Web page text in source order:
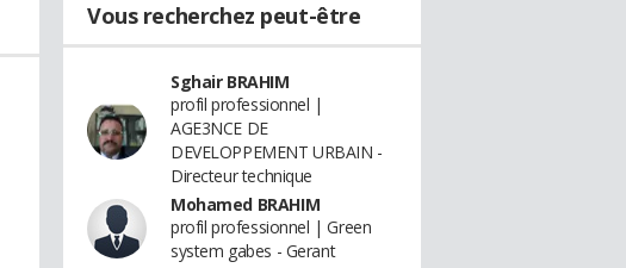
Vous recherchez peut-être
Sghair BRAHIM
profil professionnel |
AGE3NCE DE
DEVELOPPEMENT URBAIN -
Directeur technique
Mohamed BRAHIM
profil professionnel | Green
system gabes - Gerant